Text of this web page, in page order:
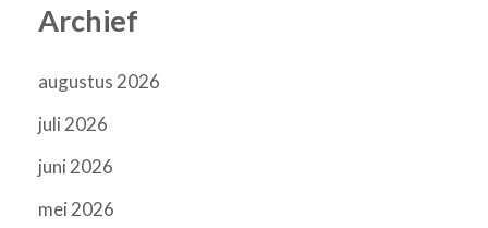
Archief
augustus 2026
juli 2026
juni 2026
mei 2026